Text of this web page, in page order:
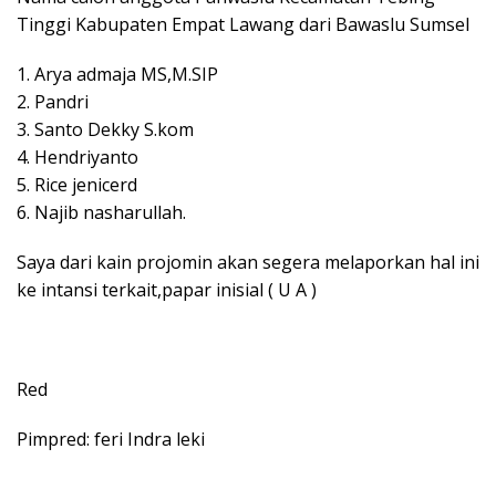
Tinggi Kabupaten Empat Lawang dari Bawaslu Sumsel
1. Arya admaja MS,M.SIP
2. Pandri
3. Santo Dekky S.kom
4. Hendriyanto
5. Rice jenicerd
6. Najib nasharullah.
Saya dari kain projomin akan segera melaporkan hal ini
ke intansi terkait,papar inisial ( U A )
Red
Pimpred: feri Indra leki